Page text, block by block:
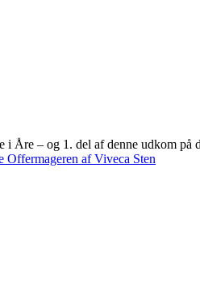
Åre – og 1. del af denne udkom
Offermageren af Viveca Sten